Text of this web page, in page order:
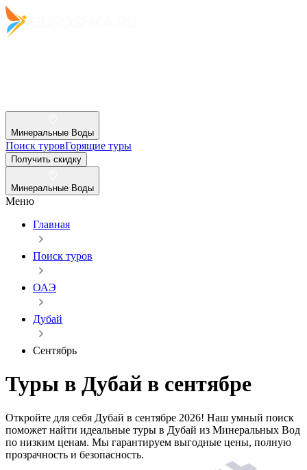
Минеральные Воды
Поиск туровГорящие туры
Получить скидку
Минеральные Воды
Меню
Главная
Поиск туров
ОАЭ
Дубай
Сентябрь
Туры в Дубай в сентябре
Откройте для себя Дубай в сентябре 2026! Наш умный поиск
поможет найти идеальные туры в Дубай из Минеральных Вод
по низким ценам. Мы гарантируем выгодные цены, полную
прозрачность и безопасность.